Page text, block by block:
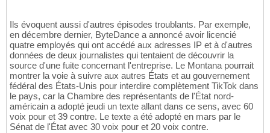
Ils évoquent aussi d'autres épisodes troublants. Par exemple,
en décembre dernier, ByteDance a annoncé avoir licencié
quatre employés qui ont accédé aux adresses IP et à d'autres
données de deux journalistes qui tentaient de découvrir la
source d'une fuite concernant l'entreprise. Le Montana pourrait
montrer la voie à suivre aux autres États et au gouvernement
fédéral des États-Unis pour interdire complètement TikTok dans
le pays, car la Chambre des représentants de l'État nord-
américain a adopté jeudi un texte allant dans ce sens, avec 60
voix pour et 39 contre. Le texte a été adopté en mars par le
Sénat de l'État avec 30 voix pour et 20 voix contre.